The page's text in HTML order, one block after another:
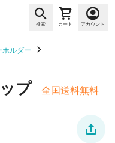
検索 カート アカウント
ホルダー
プ 全国送料無料